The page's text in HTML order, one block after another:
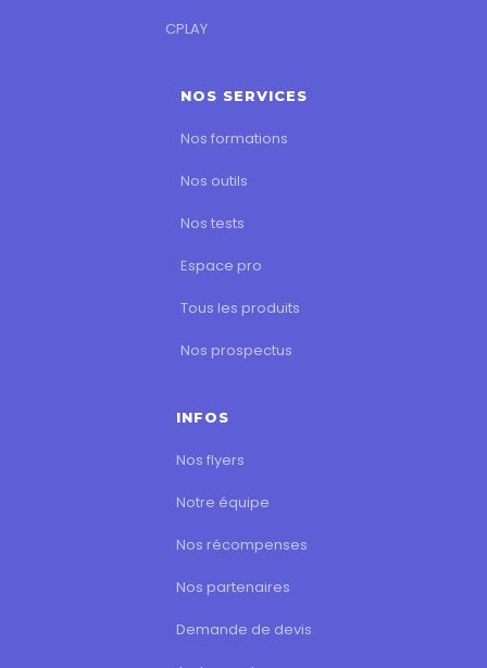
CPLAY
NOS SERVICES
Nos formations
Nos outils
Nos tests
Espace pro
Tous les produits
Nos prospectus
INFOS
Nos flyers
Notre équipe
Nos récompenses
Nos partenaires
Demande de devis